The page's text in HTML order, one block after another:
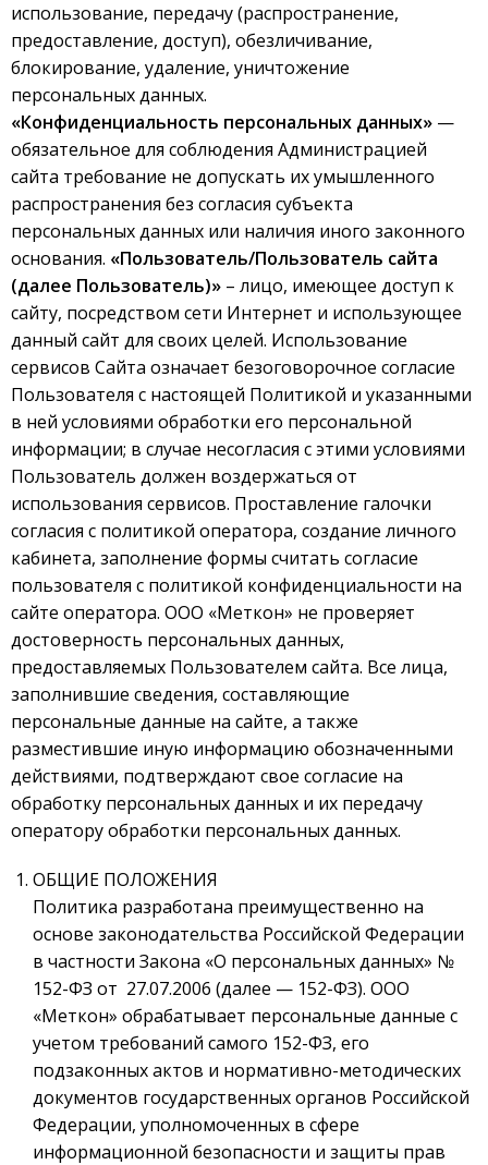
использование, передачу (распространение,
предоставление, доступ), обезличивание,
блокирование, удаление, уничтожение
персональных данных.
«Конфиденциальность персональных данных» —
обязательное для соблюдения Администрацией
сайта требование не допускать их умышленного
распространения без согласия субъекта
персональных данных или наличия иного законного
основания. «Пользователь/Пользователь сайта
(далее Пользователь)» – лицо, имеющее доступ к
сайту, посредством сети Интернет и использующее
данный сайт для своих целей. Использование
сервисов Сайта означает безоговорочное согласие
Пользователя с настоящей Политикой и указанными
в ней условиями обработки его персональной
информации; в случае несогласия с этими условиями
Пользователь должен воздержаться от
использования сервисов. Проставление галочки
согласия с политикой оператора, создание личного
кабинета, заполнение формы считать согласие
пользователя с политикой конфиденциальности на
сайте оператора. ООО «Меткон» не проверяет
достоверность персональных данных,
предоставляемых Пользователем сайта. Все лица,
заполнившие сведения, составляющие
персональные данные на сайте, а также
разместившие иную информацию обозначенными
действиями, подтверждают свое согласие на
обработку персональных данных и их передачу
оператору обработки персональных данных.
ОБЩИЕ ПОЛОЖЕНИЯ
Политика разработана преимущественно на
основе законодательства Российской Федерации
в частности Закона «О персональных данных» №
152-ФЗ от 27.07.2006 (далее — 152-ФЗ). ООО
«Меткон» обрабатывает персональные данные с
учетом требований самого 152-ФЗ, его
подзаконных актов и нормативно-методических
документов государственных органов Российской
Федерации, уполномоченных в сфере
информационной безопасности и защиты прав